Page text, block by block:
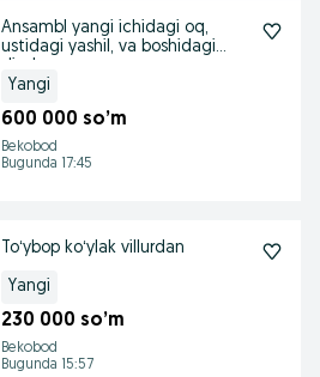
Ansambl yangi ichidagi oq,
ustidagi yashil, va boshidagi
Yangi
600 000 so’m
Bekobod
Bugunda 17:45
Toʻybop koʻylak villurdan
Yangi
230 000 so’m
Bekobod
Bugunda 15:57